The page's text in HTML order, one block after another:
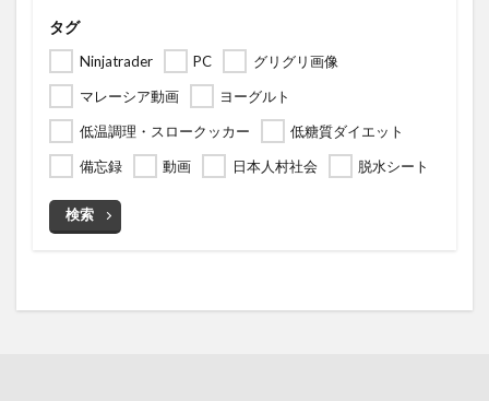
タグ
Ninjatrader PC
グリグリ画像
マレーシア動画
ヨーグルト
低温調理・スロークッカー
低糖質ダイエット
備忘録
動画 日本人村社会 脱水シート
検索